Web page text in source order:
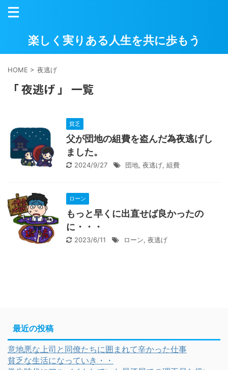
楽しく実りある人生を共に歩もう
HOME > 夜逃げ
「 夜逃げ 」 一覧
貧乏
父が団地の組費を盗んだ為夜逃げし
ました。
2024/9/27 団地, 夜逃げ, 組費
ローン
もっと早くに出直せば良かったの
に・・・
2023/6/11 ローン, 夜逃げ
最近の投稿
意地悪な上司と同僚たちに囲まれて辛かった仕事
貧乏な生活になっていき・・